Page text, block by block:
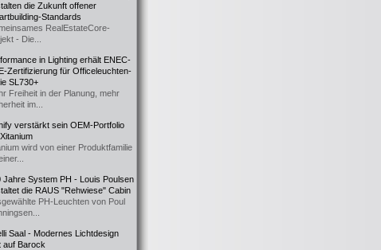
die Zukunft offener
Standards
RealEstateCore-
- Die...
in Lighting erhält ENEC-
Zertifizierung für Officeleuchten-
SL730+
Freiheit in der Planung, mehr
im...
verstärkt sein OEM-Portfolio
wird von einer Produktfamilie
Jahre System PH - Louis Poulsen
die RAUS "Rehwiese" Cabin
PH-Leuchten von Poul
Saal - Modernes Lichtdesign
auf Barock